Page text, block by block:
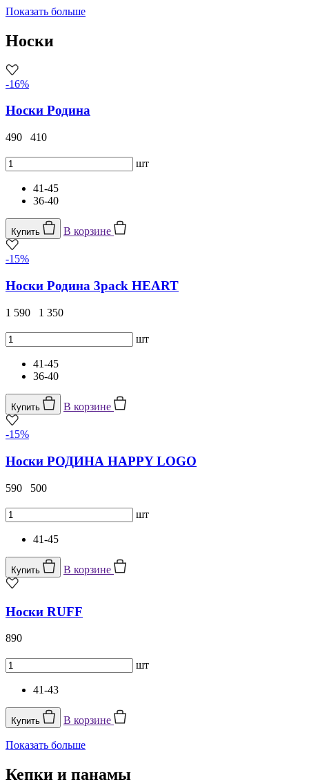
Показать больше
Носки
-16%
Носки Родина
490 410
шт
41-45
36-40
Купить В корзине
-15%
Носки Родина 3pack HEART
1 590 1 350
шт
41-45
36-40
Купить В корзине
-15%
Носки РОДИНА HAPPY LOGO
590 500
шт
41-45
Купить В корзине
Носки RUFF
890
шт
41-43
Купить В корзине
Показать больше
Кепки и панамы